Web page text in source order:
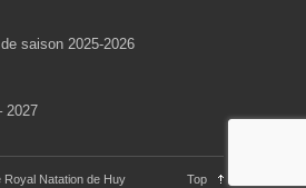
saison 2025-2026
2027
la semaine du 08/09/2025
Natation de Huy Top